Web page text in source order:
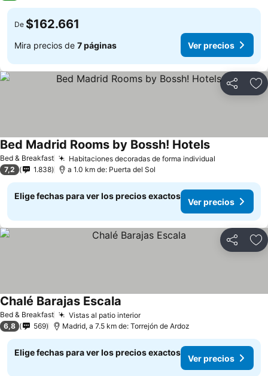
De $162.661
Mira precios de 7 páginas Ver precios
Compartir
Bed & Breakfast Habitaciones decoradas de forma individual
Bed Madrid Rooms by Bossh! HotelsVer precios
7,2 1.838 a 1.0 km de: Puerta del Sol
Elige fechas para ver los precios exactos
Ver precios
Compartir
Bed & Breakfast Vistas al patio interiorVer precios
Chalé Barajas Escala
6,8 569 Madrid, a 7.5 km de: Torrejón de Ardoz
Elige fechas para ver los precios exactos
Ver precios